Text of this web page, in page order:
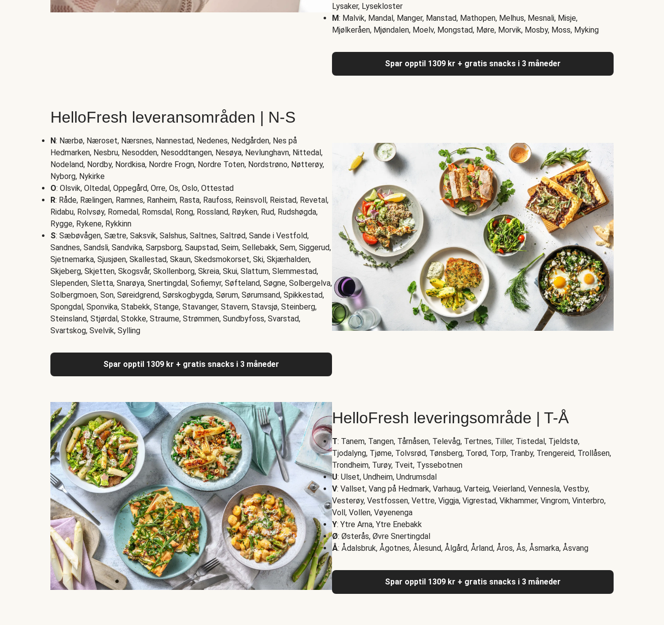
Lysaker, Lysekloster
M: Malvik, Mandal, Manger, Manstad, Mathopen, Melhus, Mesnali, Misje,
Mjølkeråen, Mjøndalen, Moelv, Mongstad, Møre, Morvik, Mosby, Moss, Myking
Spar opptil 1309 kr + gratis snacks i 3 måneder
HelloFresh leveransområden | N-S
N: Nærbø, Næroset, Nærsnes, Nannestad, Nedenes, Nedgården, Nes på
Hedmarken, Nesbru, Nesodden, Nesoddtangen, Nesøya, Nevlunghavn, Nittedal,
Nodeland, Nordby, Nordkisa, Nordre Frogn, Nordre Toten, Nordstrøno, Nøtterøy,
Nyborg, Nykirke
O: Olsvik, Oltedal, Oppegård, Orre, Os, Oslo, Ottestad
R: Råde, Rælingen, Ramnes, Ranheim, Rasta, Raufoss, Reinsvoll, Reistad, Revetal,
Ridabu, Rolvsøy, Romedal, Romsdal, Rong, Rossland, Røyken, Rud, Rudshøgda,
Rygge, Rykene, Rykkinn
S: Sæbøvågen, Sætre, Saksvik, Salshus, Saltnes, Saltrød, Sande i Vestfold,
Sandnes, Sandsli, Sandvika, Sarpsborg, Saupstad, Seim, Sellebakk, Sem, Siggerud,
Sjetnemarka, Sjusjøen, Skallestad, Skaun, Skedsmokorset, Ski, Skjærhalden,
Skjeberg, Skjetten, Skogsvår, Skollenborg, Skreia, Skui, Slattum, Slemmestad,
Slependen, Sletta, Snarøya, Snertingdal, Sofiemyr, Søfteland, Søgne, Solbergelva,
Solbergmoen, Son, Søreidgrend, Sørskogbygda, Sørum, Sørumsand, Spikkestad,
Spongdal, Sponvika, Stabekk, Stange, Stavanger, Stavern, Stavsjø, Steinberg,
Steinsland, Stjørdal, Stokke, Straume, Strømmen, Sundbyfoss, Svarstad,
Svartskog, Svelvik, Sylling
Spar opptil 1309 kr + gratis snacks i 3 måneder
HelloFresh leveringsområde | T-Å
T: Tanem, Tangen, Tårnåsen, Televåg, Tertnes, Tiller, Tistedal, Tjeldstø,
Tjodalyng, Tjøme, Tolvsrød, Tønsberg, Torød, Torp, Tranby, Trengereid, Trollåsen,
Trondheim, Turøy, Tveit, Tyssebotnen
U: Ulset, Undheim, Undrumsdal
V: Vallset, Vang på Hedmark, Varhaug, Varteig, Veierland, Vennesla, Vestby,
Vesterøy, Vestfossen, Vettre, Viggja, Vigrestad, Vikhammer, Vingrom, Vinterbro,
Voll, Vollen, Vøyenenga
Y: Ytre Arna, Ytre Enebakk
Ø: Østerås, Øvre Snertingdal
Å: Ådalsbruk, Ågotnes, Ålesund, Ålgård, Årland, Åros, Ås, Åsmarka, Åsvang
Spar opptil 1309 kr + gratis snacks i 3 måneder